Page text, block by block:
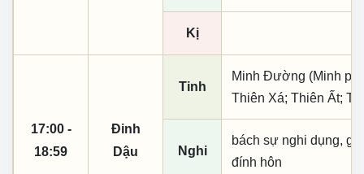
Kị
17:00 -
18:59
Đinh
Dậu
Tinh
Minh Đường (Minh
Thiên Xá; Thiên Ất;
Nghi
bách sự nghi dụng,
đính hôn